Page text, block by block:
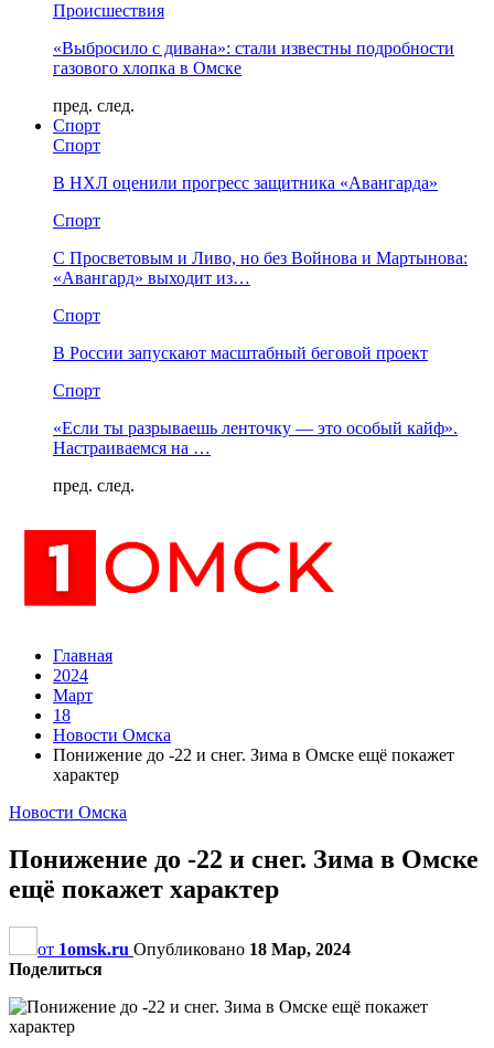
Происшествия
«Выбросило с дивана»: стали известны подробности
газового хлопка в Омске
пред. след.
Спорт
Спорт
В НХЛ оценили прогресс защитника «Авангарда»
Спорт
С Просветовым и Ливо, но без Войнова и Мартынова:
«Авангард» выходит из…
Спорт
В России запускают масштабный беговой проект
Спорт
«Если ты разрываешь ленточку — это особый кайф».
Настраиваемся на …
пред. след.
Главная
2024
Март
18
Новости Омска
Понижение до -22 и снег. Зима в Омске ещё покажет
характер
Новости Омска
Понижение до -22 и снег. Зима в Омске
ещё покажет характер
от 1omsk.ru Опубликовано 18 Мар, 2024
Поделиться